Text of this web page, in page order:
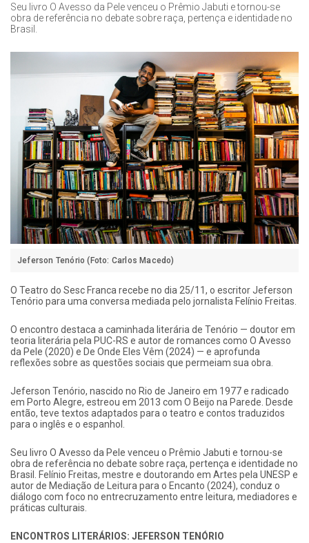
Seu livro O Avesso da Pele venceu o Prêmio Jabuti e tornou-se
obra de referência no debate sobre raça, pertença e identidade no
Brasil.
Jeferson Tenório (Foto: Carlos Macedo)
O Teatro do Sesc Franca recebe no dia 25/11, o escritor Jeferson
Tenório para uma conversa mediada pelo jornalista Felínio Freitas.
O encontro destaca a caminhada literária de Tenório — doutor em
teoria literária pela PUC-RS e autor de romances como O Avesso
da Pele (2020) e De Onde Eles Vêm (2024) — e aprofunda
reflexões sobre as questões sociais que permeiam sua obra.
Jeferson Tenório, nascido no Rio de Janeiro em 1977 e radicado
em Porto Alegre, estreou em 2013 com O Beijo na Parede. Desde
então, teve textos adaptados para o teatro e contos traduzidos
para o inglês e o espanhol.
Seu livro O Avesso da Pele venceu o Prêmio Jabuti e tornou-se
obra de referência no debate sobre raça, pertença e identidade no
Brasil. Felínio Freitas, mestre e doutorando em Artes pela UNESP e
autor de Mediação de Leitura para o Encanto (2024), conduz o
diálogo com foco no entrecruzamento entre leitura, mediadores e
práticas culturais.
ENCONTROS LITERÁRIOS: JEFERSON TENÓRIO